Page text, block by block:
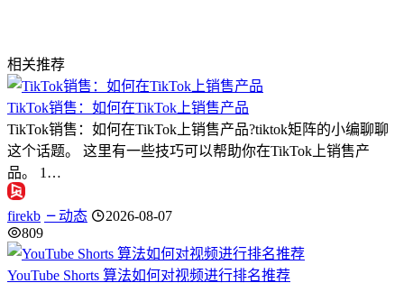
相关推荐
TikTok销售：如何在TikTok上销售产品
TikTok销售：如何在TikTok上销售产品?tiktok矩阵的小编聊聊
这个话题。 这里有一些技巧可以帮助你在TikTok上销售产
品。 1…
firekb 动态
2026-08-07
809
YouTube Shorts 算法如何对视频进行排名推荐